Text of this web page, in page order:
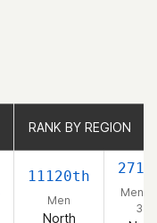
RANK BY REGION
11120th
Men
North
Men
39)
RANK BY REGION